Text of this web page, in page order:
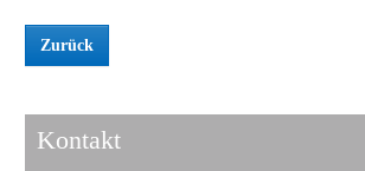
Zurück
Kontakt